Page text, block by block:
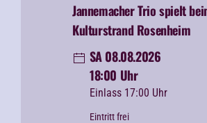
Jannemacher Trio spielt
Kulturstrand Rosenheim
SA 08.08.2026
18:00 Uhr
Einlass 17:00 Uhr
Eintritt frei